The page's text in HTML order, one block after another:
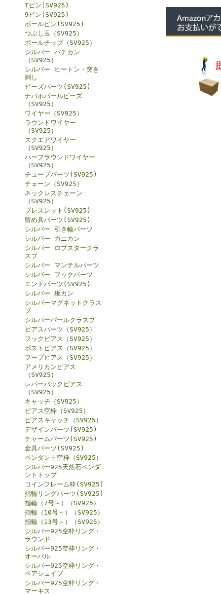
Tピン(SV925)
9ピン(SV925)
ボールピン(SV925)
つぶし玉（SV925）
ボールチップ（SV925）
シルバー バチカン
（SV925）
シルバー ヒートン・突き
刺し
ビーズパーツ(SV925)
ナバホパールビーズ
（SV925）
ワイヤー（SV925）
ラウンドワイヤー
（SV925）
スクエアワイヤー
（SV925）
ハーフラウンドワイヤー
（SV925）
チューブパーツ(SV925)
チェーン（SV925）
ネックレスチェーン
（SV925）
ブレスレット(SV925)
留め具パーツ(SV925)
シルバー 引き輪パーツ
シルバー カニカン
シルバー ロブスタークラ
スプ
シルバー マンテルパーツ
シルバー フックパーツ
エンドパーツ(SV925)
シルバー 板カン
シルバーマグネットクラス
プ
シルバーパールクラスプ
ピアスパーツ（SV925）
フックピアス（SV925）
ポストピアス（SV925）
フープピアス（SV925）
アメリカンピアス
（SV925）
レバーバックピアス
（SV925）
キャッチ（SV925）
ピアス空枠（SV925）
ピアスキャッチ（SV925）
デザインパーツ(SV925)
チャームパーツ(SV925)
金具パーツ(SV925)
ペンダント空枠（SV925）
シルバー925天然石ペンダ
ントトップ
コインフレーム枠(SV925)
指輪リングパーツ(SV925)
指輪（7号～）（SV925）
指輪（10号～）（SV925）
指輪（13号～）（SV925）
シルバー925空枠リング・
ラウンド
シルバー925空枠リング・
オーバル
シルバー925空枠リング・
ペアシェイプ
シルバー925空枠リング・
マーキス